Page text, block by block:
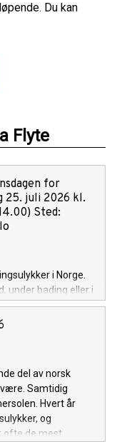
Du kan
Flyte
for
25. juli 2026 kl.
Sted:
i Norge.
under bading eller i
kan forebygges. I
mistet livet i
del av norsk
Samtidig
Hvert år
og
ofte de mest